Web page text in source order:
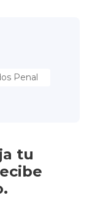
Penal
tu